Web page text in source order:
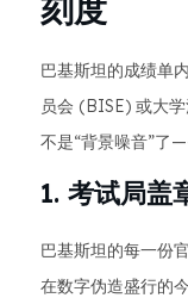
刻度
巴基斯坦的成绩单
员会 (BISE) 或大
不是“背景噪音”了
1. 考试局盖
巴基斯坦的每一份
在数字伪造盛行的